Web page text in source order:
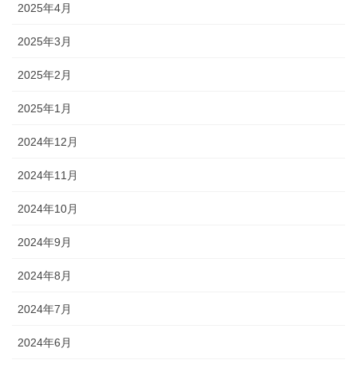
2025年4月
2025年3月
2025年2月
2025年1月
2024年12月
2024年11月
2024年10月
2024年9月
2024年8月
2024年7月
2024年6月